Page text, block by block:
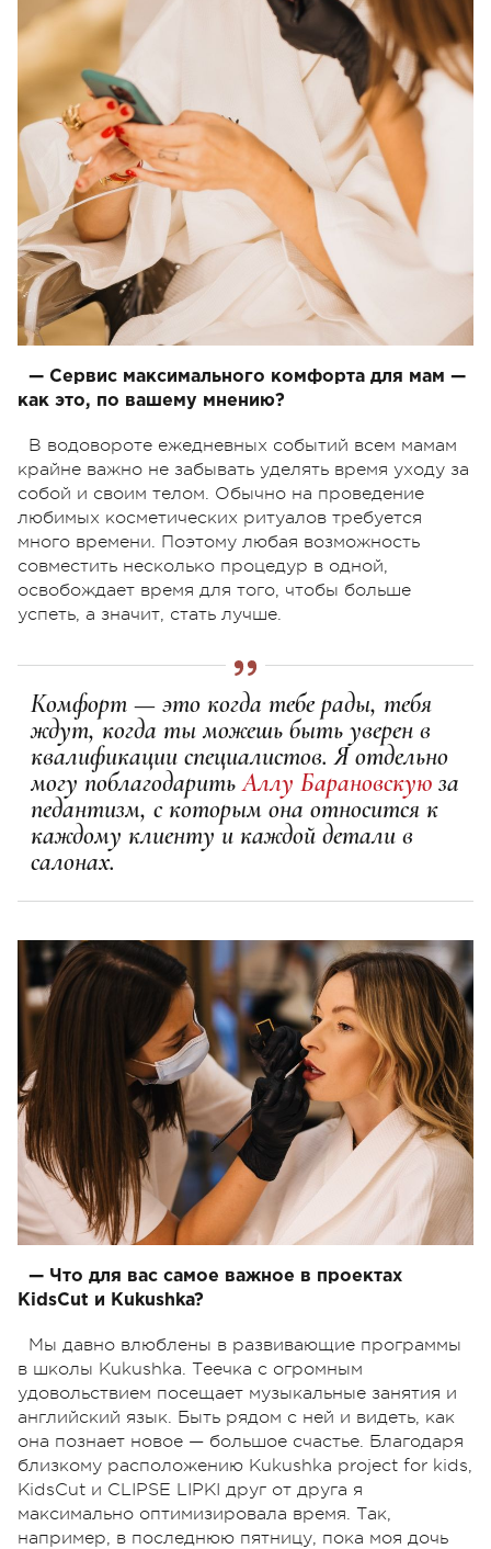
— Сервис максимального комфорта для мам —
как это, по вашему мнению?
В водовороте ежедневных событий всем мамам
крайне важно не забывать уделять время уходу за
собой и своим телом. Обычно на проведение
любимых косметических ритуалов требуется
много времени. Поэтому любая возможность
совместить несколько процедур в одной,
освобождает время для того, чтобы больше
успеть, а значит, стать лучше.
Комфорт — это когда тебе рады, тебя
ждут, когда ты можешь быть уверен в
квалификации специалистов. Я отдельно
могу поблагодаритьАллу Барановскую за
педантизм, с которым она относится к
каждому клиенту и каждой детали в
салонах.
— Что для вас самое важное в проектах
KidsCut и Kukushka?
Мы давно влюблены в развивающие программы
в школы Kukushka. Теечка с огромным
удовольствием посещает музыкальные занятия и
английский язык. Быть рядом с ней и видеть, как
она познает новое — большое счастье. Благодаря
близкому расположению Kukushka project for kids,
KidsCut и CLIPSE LIPKI друг от друга я
максимально оптимизировала время. Так,
например, в последнюю пятницу, пока моя дочь